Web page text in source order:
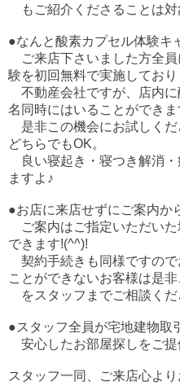
もご紹介くださることは対
●なんと酸素カプセル体験キ
ご来店下さいました方全
験を初回無料で実施しており
不動産会社ですが、店内に
名同時にはいることができま
是非この機会にお試しくだ
どちらでもOK。
良い寝起き・寝つき解消・
ますよ♪
●お店に来店せずにご案内か
ご案内はご指定いただいた
できます!(^^)!
契約手続きも同様ですので
ことができないお客様は是
をスタッフまでご相談くだ
●スタッフ全員が宅地建物取
安心したお部屋探しをご提
スタッフ一同、ご来店心より